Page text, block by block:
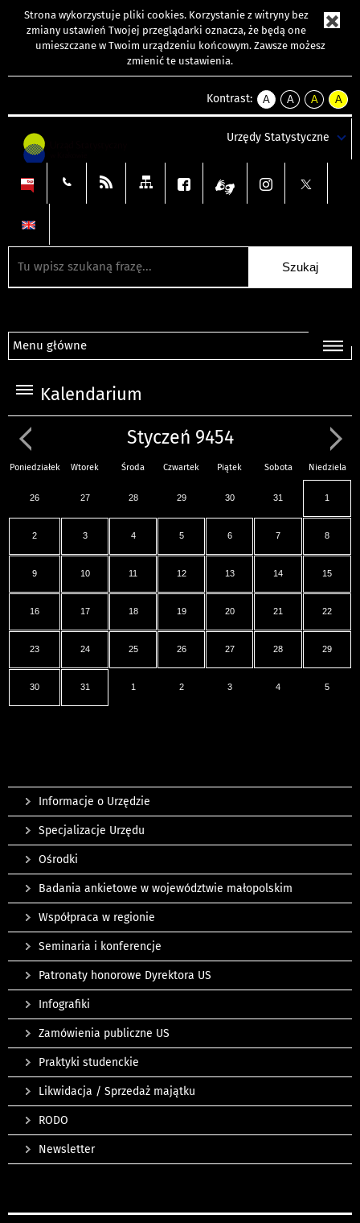
Strona wykorzystuje pliki cookies. Korzystanie z witryny bez
zmiany ustawień Twojej przeglądarki oznacza, że będą one
umieszczane w Twoim urządzeniu końcowym. Zawsze możesz
zmienić te ustawienia.
Kontrast:
A
kontrast
A
kontrast
tekst
czarnym
A
kontrast
tekst
czarnym
A
tekst
żółtym
Urzędy Statystyczne
Menu główne
Kalendarium
Styczeń 9454
Poniedziałek Wtorek Środa Czwartek Piątek Sobota Niedziela
26 27 28 29 30 31 1
2 3 4 5 6 7 8
9 10 11 12 13 14 15
16 17 18 19 20 21 22
23 24 25 26 27 28 29
30 31 1 2 3 4 5
Informacje o Urzędzie
Specjalizacje Urzędu
Ośrodki
Badania ankietowe w województwie małopolskim
Współpraca w regionie
Seminaria i konferencje
Patronaty honorowe Dyrektora US
Infografiki
Zamówienia publiczne US
Praktyki studenckie
Likwidacja / Sprzedaż majątku
RODO
Newsletter